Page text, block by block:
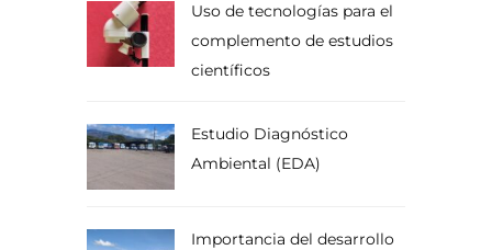
Uso de tecnologías para el
complemento de estudios
científicos
Estudio Diagnóstico
Ambiental (EDA)
Importancia del desarrollo